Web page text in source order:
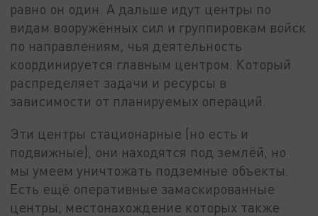
равно он один. А дальше идут центры по
видам вооружённых сил и группировкам войск
по направлениям, чья деятельность
координируется главным центром. Который
распределяет задачи и ресурсы в
зависимости от планируемых операций.
Эти центры стационарные (но есть и
подвижные), они находятся под землёй, но
мы умеем уничтожать подземные объекты.
Есть ещё оперативные замаскированные
центры, местонахождение которых также